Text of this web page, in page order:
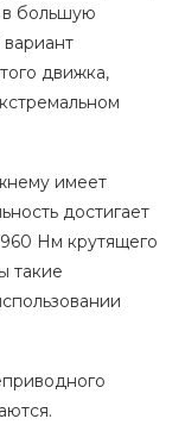
большую
движка,
имеет
достигает
Нм крутящего
такие